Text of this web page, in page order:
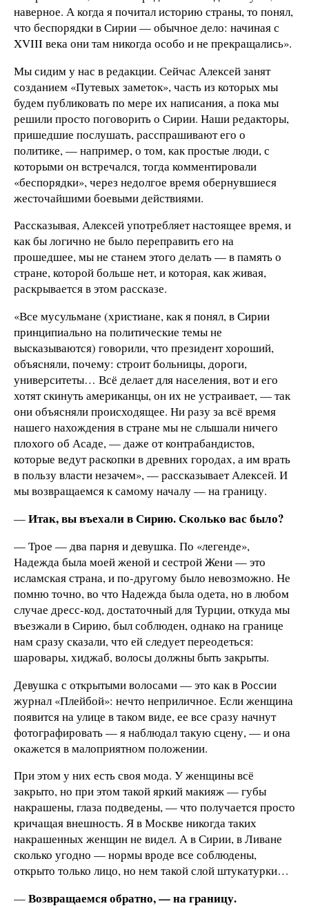
наверное. А когда я почитал историю страны, то понял,
что беспорядки в Сирии—обычное дело: начиная с
XVIII века они там никогда особо и не прекращались».
Мы сидим у нас в редакции. Сейчас Алексей занят
созданием «Путевых заметок», часть из которых мы
будем публиковать по мере их написания, а пока мы
решили просто поговорить о Сирии. Наши редакторы,
пришедшие послушать, расспрашивают его о
политике, — например, о том, как простые люди, с
которыми он встречался, тогда комментировали
«беспорядки», через недолгое время обернувшиеся
жесточайшими боевыми действиями.
Рассказывая, Алексей употребляет настоящее время, и
как бы логично не было переправить его на
прошедшее, мы не станем этого делать — в память о
стране, которой больше нет, и которая, как живая,
раскрывается в этом рассказе.
«Все мусульмане (христиане, как я понял, в Сирии
принципиально на политические темы не
высказываются) говорили, что президент хороший,
объясняли, почему: строит больницы, дороги,
университеты… Всё делает для населения, вот и его
хотят скинуть американцы, он их не устраивает, — так
они объясняли происходящее. Ни разу за всё время
нашего нахождения в стране мы не слышали ничего
плохого об Асаде, — даже от контрабандистов,
которые ведут раскопки в древних городах, а им врать
в пользу власти незачем», — рассказывает Алексей. И
мы возвращаемся к самому началу — на границу.
—Итак, вы въехали в Сирию. Сколько вас было?
— Трое — два парня и девушка. По «легенде»,
Надежда была моей женой и сестрой Жени — это
исламская страна, и по-другому было невозможно. Не
помню точно, во что Надежда была одета, но в любом
случае дресс-код, достаточный для Турции, откуда мы
въезжали в Сирию, был соблюден, однако на границе
нам сразу сказали, что ей следует переодеться:
шаровары, хиджаб, волосы должны быть закрыты.
Девушка с открытыми волосами — это как в России
журнал «Плейбой»: нечто неприличное. Если женщина
появится на улице в таком виде, ее все сразу начнут
фотографировать — я наблюдал такую сцену, — и она
окажется в малоприятном положении.
При этом у них есть своя мода. У женщины всё
закрыто, но при этом такой яркий макияж — губы
накрашены, глаза подведены, — что получается просто
кричащая внешность. Я в Москве никогда таких
накрашенных женщин не видел. А в Сирии, в Ливане
сколько угодно —нормы вроде все соблюдены,
открыто только лицо, но нем такой слой штукатурки…
—Возвращаемся обратно, — на границу.